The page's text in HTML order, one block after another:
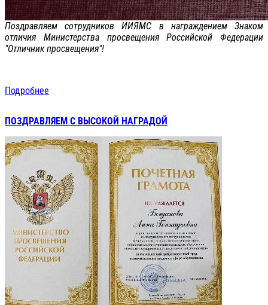
Поздравляем сотрудников ИИЯМС в награждением Знаком
отличия Министерства просвещения Российской Федерации
"Отличник просвещения"!
Подробнее
ПОЗДРАВЛЯЕМ С ВЫСОКОЙ НАГРАДОЙ